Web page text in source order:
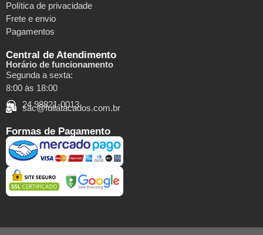
Política de privacidade
Frete e envio
Pagamentos
Central de Atendimento
Horário de funcionamento
Segunda a sexta:
8:00 às 18:00
24 98821-0013
sac@fullatacados.com.br
Formas de Pagamento